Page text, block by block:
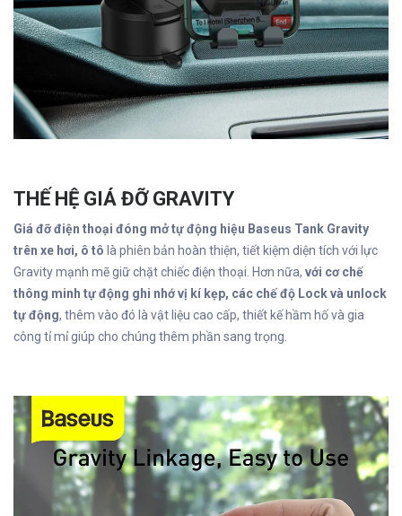
THẾ HỆ GIÁ ĐỠ GRAVITY
Giá đỡ điện thoại đóng mở tự động hiệu Baseus Tank Gravity
trên xe hơi, ô tô là phiên bản hoàn thiện, tiết kiệm diện tích với lực
Gravity mạnh mẽ giữ chặt chiếc điện thoại. Hơn nữa, với cơ chế
thông minh tự động ghi nhớ vị kí kẹp, các chế độ Lock và unlock
tự động, thêm vào đó là vật liệu cao cấp, thiết kế hầm hố và gia
công tỉ mỉ giúp cho chúng thêm phần sang trọng.